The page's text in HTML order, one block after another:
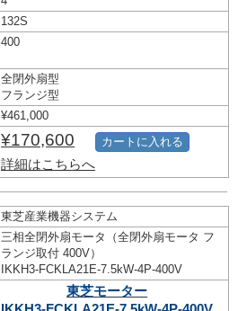
132S
400
全閉外扇型
フランジ型
¥461,000
¥170,600
詳細はこちらへ
カートに入れる
東芝産業機器システム
三相全閉外扇モータ（全閉外扇モータ フ
ランジ取付 400V）
IKKH3-FCKLA21E-7.5kW-4P-400V
東芝モーター